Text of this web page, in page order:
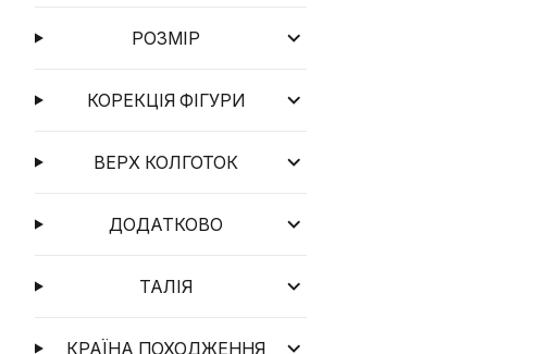
РОЗМІР
КОРЕКЦІЯ ФІГУРИ
ВЕРХ КОЛГОТОК
ДОДАТКОВО
ТАЛІЯ
КРАЇНА ПОХОДЖЕННЯ